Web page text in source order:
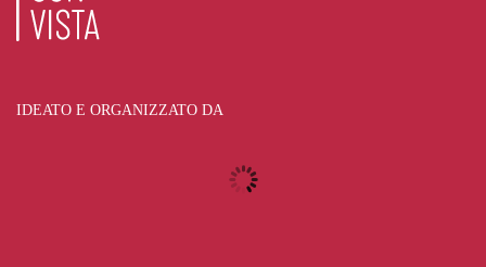
IDEATO E ORGANIZZATO DA